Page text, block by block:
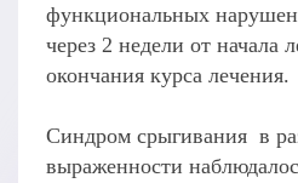
функциональных
через 2 недели от начала
окончания курса лечения.
Синдром срыгивания в
выраженности